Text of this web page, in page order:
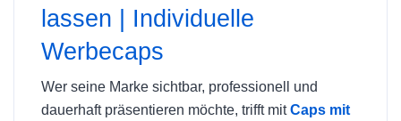
lassen | Individuelle
Werbecaps
Wer seine Marke sichtbar, professionell und
dauerhaft präsentieren möchte, trifft mitCaps mit